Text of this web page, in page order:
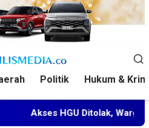
Politik Hukum &
Ditolak, Warga Rantau